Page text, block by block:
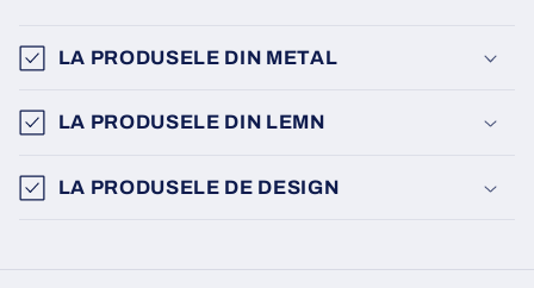
LA PRODUSELE DIN METAL
LA PRODUSELE DIN LEMN
LA PRODUSELE DE DESIGN